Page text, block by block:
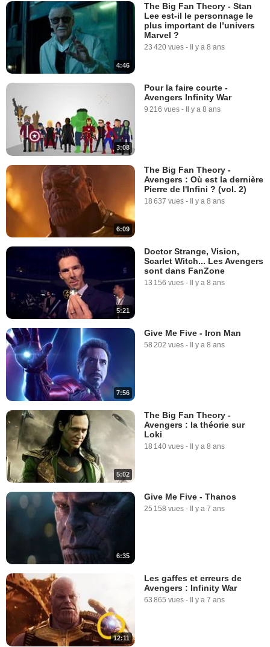
4:46
The Big Fan Theory - Stan
Lee est-il le personnage le
plus important de l’univers
Marvel ?
23 420 vues - Il y a 8 ans
3:08
Pour la faire courte -
Avengers Infinity War
9 216 vues - Il y a 8 ans
6:09
The Big Fan Theory -
Avengers : Où est la dernière
Pierre de l'Infini ? (vol. 2)
18 637 vues - Il y a 8 ans
5:21
Doctor Strange, Vision,
Scarlet Witch... Les Avengers
sont dans FanZone
13 156 vues - Il y a 8 ans
7:56
Give Me Five - Iron Man
58 202 vues - Il y a 8 ans
5:02
The Big Fan Theory -
Avengers : la théorie sur
Loki
18 140 vues - Il y a 8 ans
6:35
Give Me Five - Thanos
25 158 vues - Il y a 7 ans
12:11
Les gaffes et erreurs de
Avengers : Infinity War
63 865 vues - Il y a 7 ans